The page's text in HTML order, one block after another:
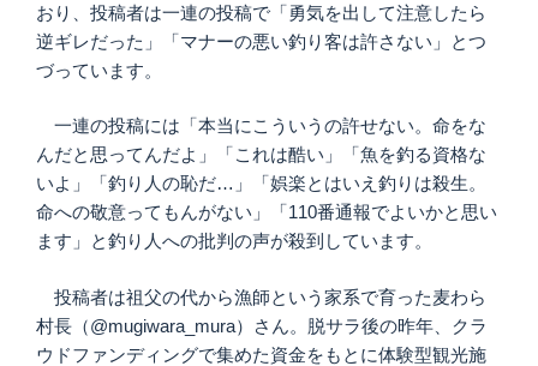
おり、投稿者は一連の投稿で「勇気を出して注意したら
逆ギレだった」「マナーの悪い釣り客は許さない」とつ
づっています。
一連の投稿には「本当にこういうの許せない。命をな
んだと思ってんだよ」「これは酷い」「魚を釣る資格な
いよ」「釣り人の恥だ…」「娯楽とはいえ釣りは殺生。
命への敬意ってもんがない」「110番通報でよいかと思い
ます」と釣り人への批判の声が殺到しています。
投稿者は祖父の代から漁師という家系で育った麦わら
村長（@mugiwara_mura）さん。脱サラ後の昨年、クラ
ウドファンディングで集めた資金をもとに体験型観光施